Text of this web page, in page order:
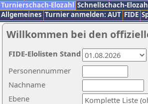
Turnierschach-Elozahl Schnellschach-
Allgemeines Turnier anmelden: AUT FIDE
Willkommen bei den
Nachname
Ebene
Personennummer
FIDE-Elolisten Stand